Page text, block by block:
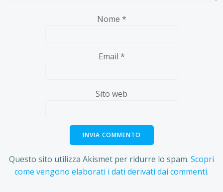
Nome *
Email *
Sito web
Questo sito utilizza Akismet per ridurre lo spam. Scopri
come vengono elaborati i dati derivati dai commenti.